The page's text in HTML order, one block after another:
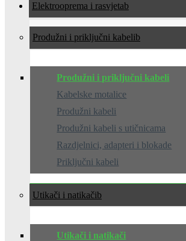
Elektrooprema i rasvjeta
Produžni i priključni kabeli
Produžni i priključni kabeli
Kabelske motalice
Produžni kabeli
Produžni kabeli s utičnicama
Razdjelnici, adapteri i blokade
Priključni kabeli
Utikači i natikači
Utikači i natikači